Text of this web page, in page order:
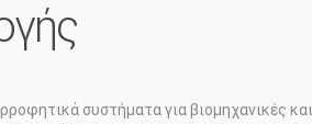
συστήματα για βιομηχανικές